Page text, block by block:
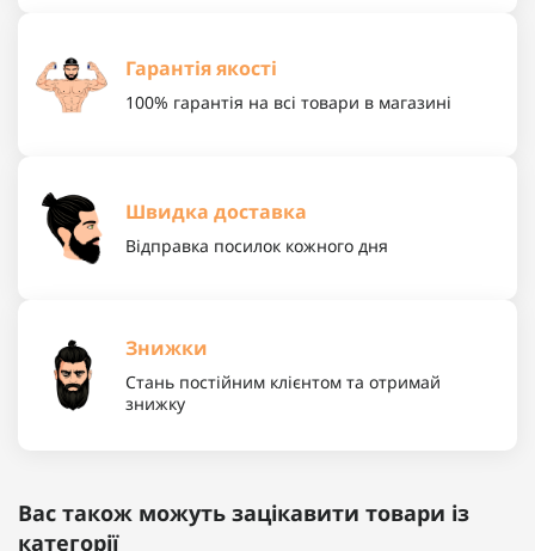
Гарантія якості
100% гарантія на всі товари в магазині
Швидка доставка
Відправка посилок кожного дня
Знижки
Стань постійним клієнтом та отримай
знижку
Вас також можуть зацікавити товари із
категорії